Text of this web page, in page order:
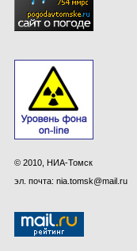
© 2010, НИА-Томск
эл. почта: nia.tomsk@mail.ru